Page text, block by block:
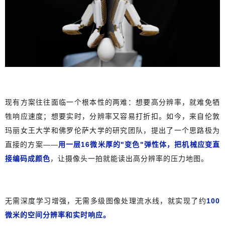
现有方案往往面临一个根本性的两难：想要高分辨率，就难免牺
牲响应速度；想要实时，分辨率又容易打折扣。如今，来自伦敦
玛丽女王大学和佛罗伦萨大学的研究团队，提出了一个思路极为
直接的方案——用一层16微米厚的"变色"弹性体，把机械应变直
接编码成颜色，让摄像头一拍就能读出高分辨率的压力地图。
无需深度学习增强，无需多级图像处理流水线，就实现了约100
微米的空间分辨率和实时响应。